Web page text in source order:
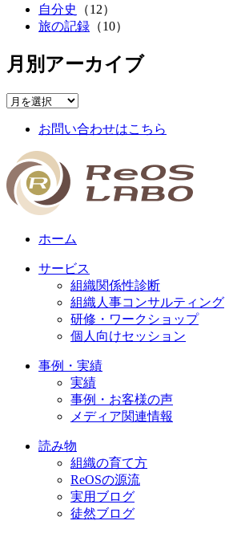
自分史
（12）
旅の記録 （10）
月別アーカイブ
お問い合わせはこちら
ホーム
サービス
組織関係性診断
組織人事コンサルティング
研修・ワークショップ
個人向けセッション
事例・実績
実績
事例・お客様の声
メディア関連情報
読み物
組織の育て方
ReOSの源流
実用ブログ
徒然ブログ